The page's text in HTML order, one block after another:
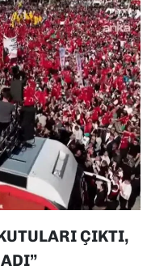
ÇIKTI,